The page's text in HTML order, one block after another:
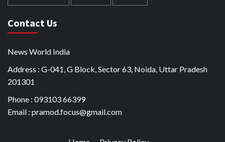
Contact Us
News World India
Address : G-041, G Block, Sector 63, Noida, Uttar Pradesh
201301
Phone : 093103 66399
Email : pramod.focus@gmail.com